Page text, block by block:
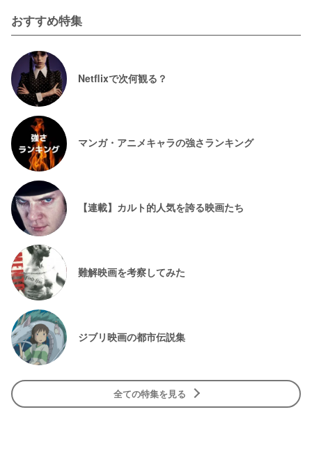
おすすめ特集
Netflixで次何観る？
マンガ・アニメキャラの強さランキング
【連載】カルト的人気を誇る映画たち
難解映画を考察してみた
ジブリ映画の都市伝説集
全ての特集を見る